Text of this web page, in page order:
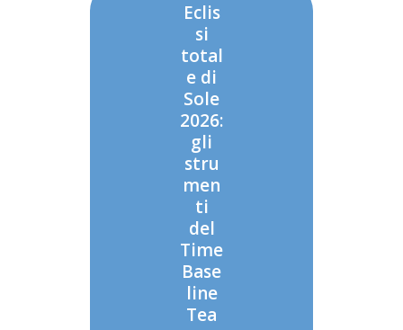
Eclis
si
total
e di
Sole
2026:
gli
stru
men
ti
del
Time
Base
line
Tea